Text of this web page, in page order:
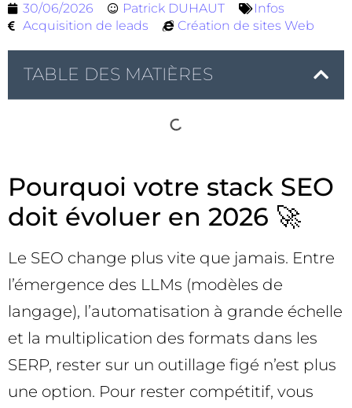
30/06/2026 Patrick DUHAUT
Infos
Acquisition de leads
Création de sites Web
TABLE DES MATIÈRES
Pourquoi votre stack SEO
doit évoluer en 2026 🚀
Le SEO change plus vite que jamais. Entre
l’émergence des LLMs (modèles de
langage), l’automatisation à grande échelle
et la multiplication des formats dans les
SERP, rester sur un outillage figé n’est plus
une option. Pour rester compétitif, vous